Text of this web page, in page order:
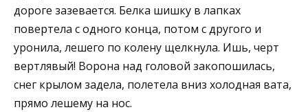
дороге зазевается. Белка шишку в лапках
повертела с одного конца, потом с другого и
уронила, лешего по колену щелкнула. Ишь, черт
вертлявый! Ворона над головой закопошилась,
снег крылом задела, полетела вниз холодная вата,
прямо лешему на нос.